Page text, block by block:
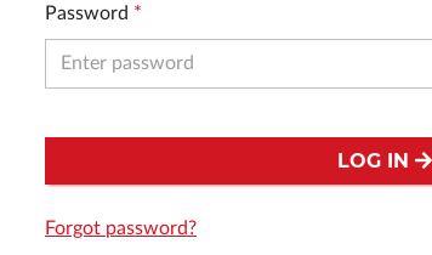
Password *
LOG IN
Forgot password?